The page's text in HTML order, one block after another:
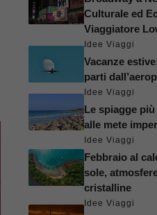
Culturale ed
Viaggiatore
Idee Viaggi
Vacanze
parti
Idee Viaggi
Le spiagge
alle mete
Idee Viaggi
Febbraio al
sole,
cristalline
Idee Viaggi